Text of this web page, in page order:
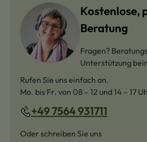
Kostenlose,
Beratung
Fragen?
Unterstützung
Rufen Sie uns einfach an.
Mo. bis Fr. von 08 – 12 und 14 – 17
+49 7564 931711
Oder schreiben Sie uns